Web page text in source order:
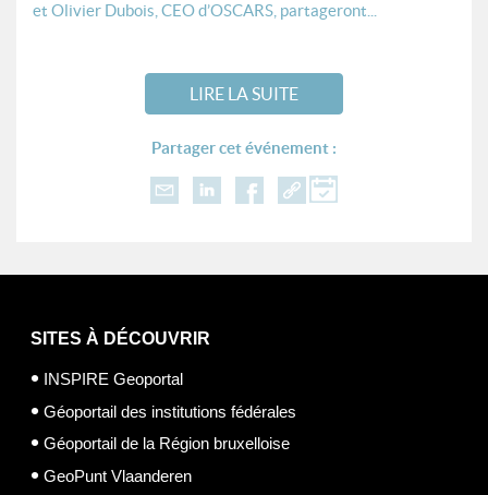
et Olivier Dubois, CEO d’OSCARS, partageront...
LIRE LA SUITE
Partager cet événement :
SITES À DÉCOUVRIR
INSPIRE Geoportal
Géoportail des institutions fédérales
Géoportail de la Région bruxelloise
GeoPunt Vlaanderen